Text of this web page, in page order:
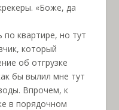
«Боже, да
квартире, но тут
который
об отгрузке
бы вылил мне тут
Впрочем, к
в порядочном